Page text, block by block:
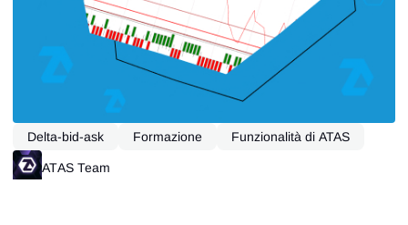
Delta-bid-ask Formazione Funzionalità di ATAS
ATAS Team